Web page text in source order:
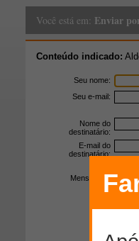
Você está em: Enviar
Conteúdo indicado:
Seu nome:
Seu e-mail:
Nome do
destinatário:
E-mail do
destinatário:
Mensagem:
300